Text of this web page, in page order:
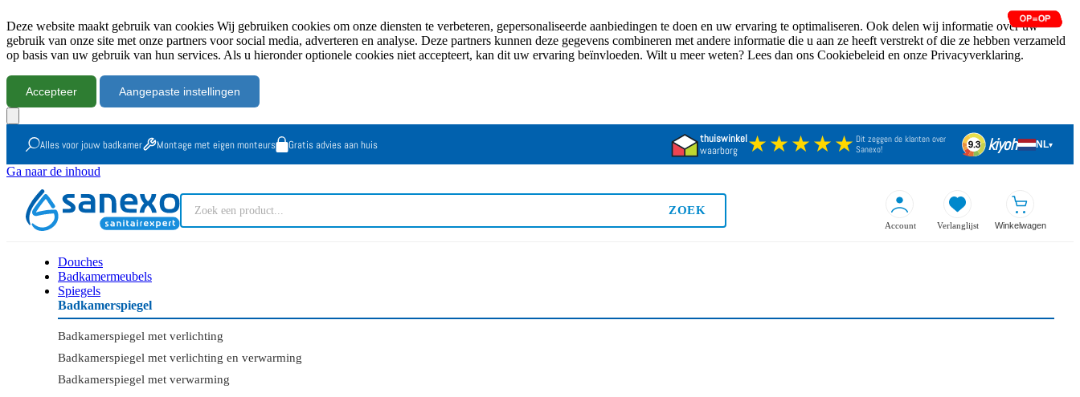
Deze website maakt gebruik van cookies Wij gebruiken cookies om onze diensten te verbeteren, gepersonaliseerde aanbiedingen te doen en uw ervaring te optimaliseren. Ook delen wij informatie over uw
gebruik van onze site met onze partners voor social media, adverteren en analyse. Deze partners kunnen deze gegevens combineren met andere informatie die u aan ze heeft verstrekt of die ze hebben verzameld
op basis van uw gebruik van hun services. Als u hieronder optionele cookies niet accepteert, kan dit uw ervaring beïnvloeden. Wilt u meer weten? Lees dan ons Cookiebeleid en onze Privacyverklaring.
Accepteer Aangepaste instellingen
Alles voor jouw badkamer Montage met eigen monteurs Gratis advies aan huis
thuiswinkel
waarborg
★★★★★ Dit zeggen de klanten over
Sanexo!
9.3 kiyoh NL▾
Ga naar de inhoud
ZOEK
Account Verlanglijst Winkelwagen
Douches
Badkamermeubels
Spiegels
Badkamerspiegel
Badkamerspiegel met verlichting
Badkamerspiegel met verlichting en verwarming
Badkamerspiegel met verwarming